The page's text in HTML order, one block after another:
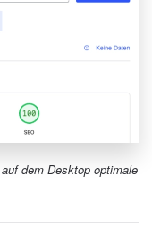
dem Desktop optimale